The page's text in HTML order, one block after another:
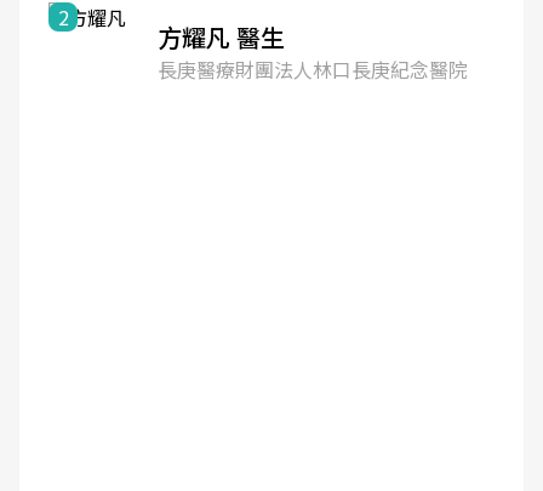
2
方耀凡 醫生
長庚醫療財團法人林口長庚紀念醫院